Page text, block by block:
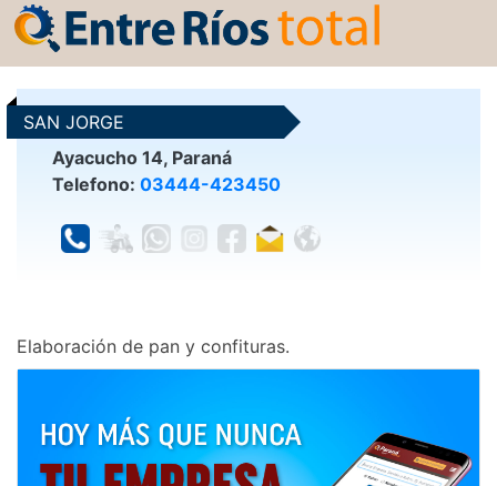
SAN JORGE
Ayacucho 14, Paraná
Telefono: 03444-423450
Elaboración de pan y confituras.